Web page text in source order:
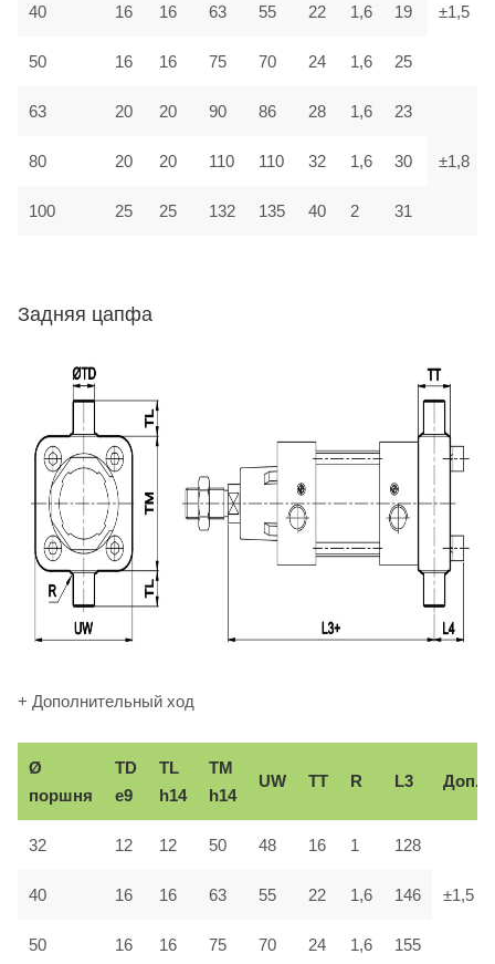
±1,5
40 16 16 63 55 22 1,6 19
50 16 16 75 70 24 1,6 25
63 20 20 90 86 28 1,6 23
±1,8
80 20 20 110 110 32 1,6 30
100 25 25 132 135 40 2 31
Задняя цапфа
+ Дополнительный ход
Ø
поршня
TD
e9
TL
h14
TM
h14
UW TT R L3 Доп.
32 12 12 50 48 16 1 128
±1,5
40 16 16 63 55 22 1,6 146
50 16 16 75 70 24 1,6 155